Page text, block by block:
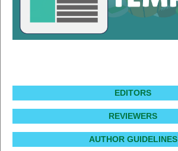
EDITORS
REVIEWERS
AUTHOR GUIDELINES